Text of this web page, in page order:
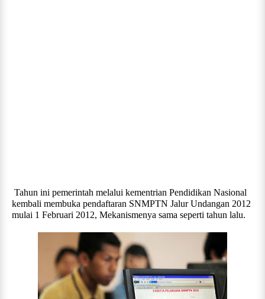
Tahun ini pemerintah melalui kementrian Pendidikan Nasional
kembali membuka pendaftaran SNMPTN Jalur Undangan 2012
mulai 1 Februari 2012, Mekanismenya sama seperti tahun lalu.